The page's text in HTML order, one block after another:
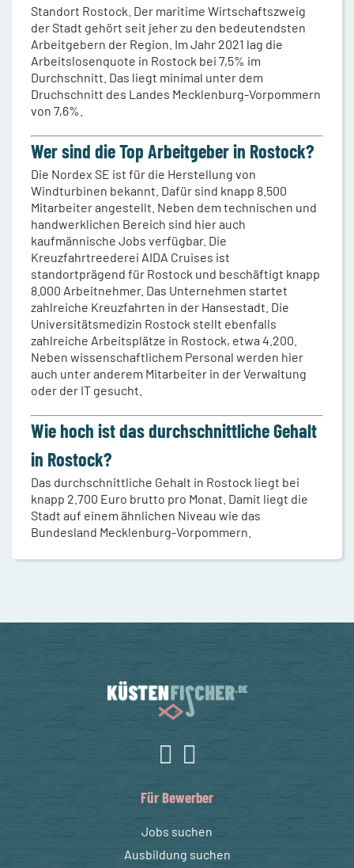
Standort Rostock. Der maritime Wirtschaftszweig
der Stadt gehört seit jeher zu den bedeutendsten
Arbeitgebern der Region. Im Jahr 2021 lag die
Arbeitslosenquote in Rostock bei 7,5% im
Durchschnitt. Das liegt minimal unter dem
Druchschnitt des Landes Mecklenburg-Vorpommern
von 7,6%.
Wer sind die Top Arbeitgeber in Rostock?
Die Nordex SE ist für die Herstellung von
Windturbinen bekannt. Dafür sind knapp 8.500
Mitarbeiter angestellt. Neben dem technischen und
handwerklichen Bereich sind hier auch
kaufmännische Jobs verfügbar. Die
Kreuzfahrtreederei AIDA Cruises ist
standortprägend für Rostock und beschäftigt knapp
8.000 Arbeitnehmer. Das Unternehmen startet
zahlreiche Kreuzfahrten in der Hansestadt. Die
Universitätsmedizin Rostock stellt ebenfalls
zahlreiche Arbeitsplätze in Rostock, etwa 4.200.
Neben wissenschaftlichem Personal werden hier
auch unter anderem Mitarbeiter in der Verwaltung
oder der IT gesucht.
Wie hoch ist das durchschnittliche Gehalt
in Rostock?
Das durchschnittliche Gehalt in Rostock liegt bei
knapp 2.700 Euro brutto pro Monat. Damit liegt die
Stadt auf einem ähnlichen Niveau wie das
Bundesland Mecklenburg-Vorpommern.
Für Bewerber
Jobs suchen
Ausbildung suchen